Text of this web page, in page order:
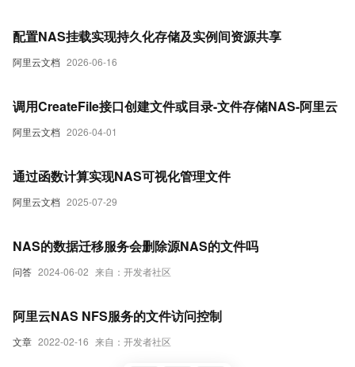
阿里云文档 2026-06-16
配置NAS挂载实现持久化存储及实例间资源共享
阿里云文档 2026-04-01
调用CreateFile接口创建文件或目录-文件存储NAS-阿里云
阿里云文档 2025-07-29
通过函数计算实现NAS可视化管理文件
问答 2024-06-02 来自：开发者社区
NAS的数据迁移服务会删除源NAS的文件吗
文章 2022-02-16 来自：开发者社区
阿里云NAS NFS服务的文件访问控制